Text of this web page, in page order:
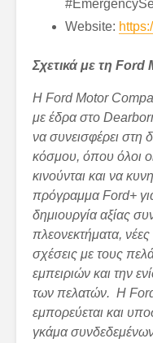
Website:
Σχετικά με τη Ford
Η Ford Motor
με έδρα στο
να συνεισφέρει στη
κόσμου, όπου όλοι
κινούνται και να
πρόγραμμαFord+
δημιουργία αξίας
πλεονεκτήματα,
σχέσεις με τους
εμπειριών και την
των πελατών. Η
εμπορεύεται και
γκάμα